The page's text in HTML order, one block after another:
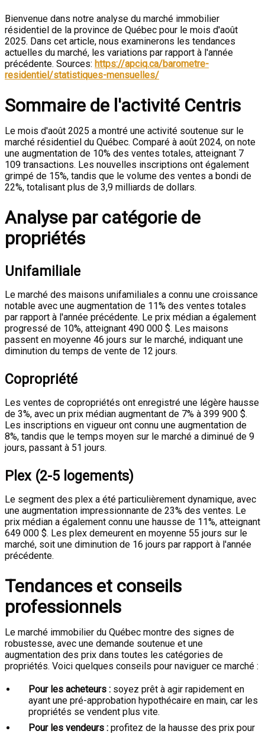
Bienvenue dans notre analyse du marché immobilier
résidentiel de la province de Québec pour le mois d'août
2025. Dans cet article, nous examinerons les tendances
actuelles du marché, les variations par rapport à l'année
précédente. Sources: https://apciq.ca/barometre-
residentiel/statistiques-mensuelles/
Sommaire de l'activité Centris
Le mois d'août 2025 a montré une activité soutenue sur le
marché résidentiel du Québec. Comparé à août 2024, on note
une augmentation de 10% des ventes totales, atteignant 7
109 transactions. Les nouvelles inscriptions ont également
grimpé de 15%, tandis que le volume des ventes a bondi de
22%, totalisant plus de 3,9 milliards de dollars.
Analyse par catégorie de
propriétés
Unifamiliale
Le marché des maisons unifamiliales a connu une croissance
notable avec une augmentation de 11% des ventes totales
par rapport à l'année précédente. Le prix médian a également
progressé de 10%, atteignant 490 000 $. Les maisons
passent en moyenne 46 jours sur le marché, indiquant une
diminution du temps de vente de 12 jours.
Copropriété
Les ventes de copropriétés ont enregistré une légère hausse
de 3%, avec un prix médian augmentant de 7% à 399 900 $.
Les inscriptions en vigueur ont connu une augmentation de
8%, tandis que le temps moyen sur le marché a diminué de 9
jours, passant à 51 jours.
Plex (2-5 logements)
Le segment des plex a été particulièrement dynamique, avec
une augmentation impressionnante de 23% des ventes. Le
prix médian a également connu une hausse de 11%, atteignant
649 000 $. Les plex demeurent en moyenne 55 jours sur le
marché, soit une diminution de 16 jours par rapport à l'année
précédente.
Tendances et conseils
professionnels
Le marché immobilier du Québec montre des signes de
robustesse, avec une demande soutenue et une
augmentation des prix dans toutes les catégories de
propriétés. Voici quelques conseils pour naviguer ce marché :
Pour les acheteurs : soyez prêt à agir rapidement en
ayant une pré-approbation hypothécaire en main, car les
propriétés se vendent plus vite.
Pour les vendeurs : profitez de la hausse des prix pour